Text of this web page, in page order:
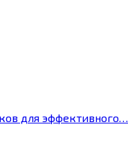
для эффективного…